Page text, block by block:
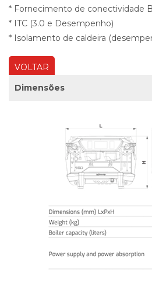
* Fornecimento de conectividade
* ITC (3.0 e Desempenho)
* Isolamento de caldeira
VOLTAR
Dimensões